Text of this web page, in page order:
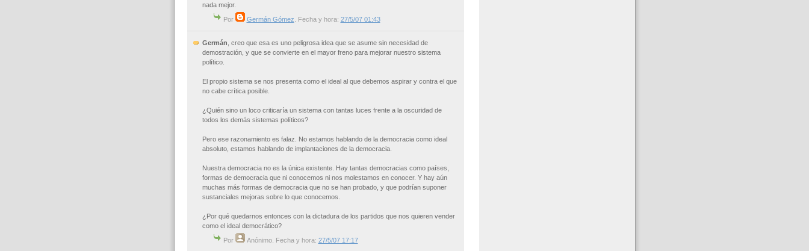
nada mejor.
Por
Germán Gómez . Fecha y hora: 27/5/07 01:43
Germán , creo que esa es uno peligrosa idea que se asume sin necesidad de
demostración, y que se convierte en el mayor freno para mejorar nuestro sistema
político.
El propio sistema se nos presenta como el ideal al que debemos aspirar y contra el que
no cabe crítica posible.
¿Quién sino un loco criticaría un sistema con tantas luces frente a la oscuridad de
todos los demás sistemas políticos?
Pero ese razonamiento es falaz. No estamos hablando de la democracia como ideal
absoluto, estamos hablando de implantaciones de la democracia.
Nuestra democracia no es la única existente. Hay tantas democracias como países,
formas de democracia que ni conocemos ni nos molestamos en conocer. Y hay aún
muchas más formas de democracia que no se han probado, y que podrían suponer
sustanciales mejoras sobre lo que conocemos.
¿Por qué quedarnos entonces con la dictadura de los partidos que nos quieren vender
como el ideal democrático?
Por
Anónimo. Fecha y hora: 27/5/07 17:17